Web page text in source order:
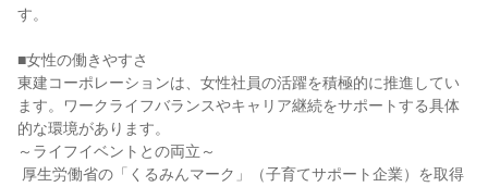
す。
■女性の働きやすさ
東建コーポレーションは、女性社員の活躍を積極的に推進してい
ます。ワークライフバランスやキャリア継続をサポートする具体
的な環境があります。
～ライフイベントとの両立～